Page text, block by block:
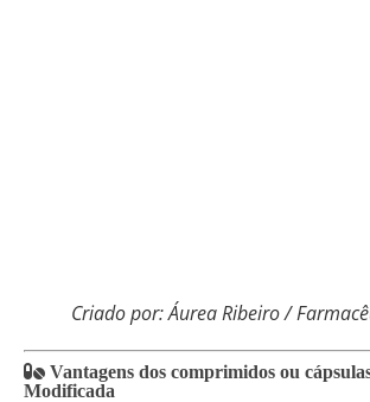
Criado por: Áurea Ribeiro /
Vantagens dos comprimidos ou
Modificada